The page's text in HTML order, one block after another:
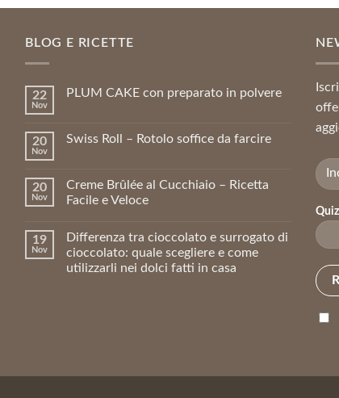
BLOG E RICETTE
22
Nov
PLUM CAKE con preparato in polvere
20
Nov
Swiss Roll – Rotolo soffice da farcire
20
Nov
Creme Brûlée al Cucchiaio – Ricetta
Facile e Veloce
19
Nov
Differenza tra cioccolato e surrogato di
cioccolato: quale scegliere e come
utilizzarli nei dolci fatti in casa